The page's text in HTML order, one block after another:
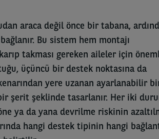
araca değil önce bir tabana,
Bu sistem hem montajı
takması gereken aileler için
üçüncü bir destek noktasına da
yere uzanan ayarlanabilir
şerit şeklinde tasarlanır. Her iki
ya da yana devrilme riskinin
hangi destek tipinin hangi